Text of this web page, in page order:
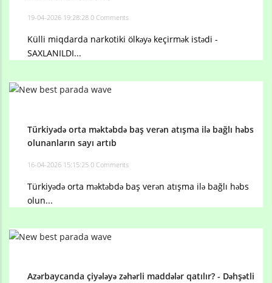
19-04-2026 19:28:28 0 Comments
Külli miqdarda narkotiki ölkəyə keçirmək istədi -
SAXLANILDI...
Türkiyədə orta məktəbdə baş verən atışma ilə bağlı həbs
olunanların sayı artıb
16-04-2026 15:15:25 0 Comments
Türkiyədə orta məktəbdə baş verən atışma ilə bağlı həbs
olun...
Azərbaycanda çiyələyə zəhərli maddələr qatılır? - Dəhşətli